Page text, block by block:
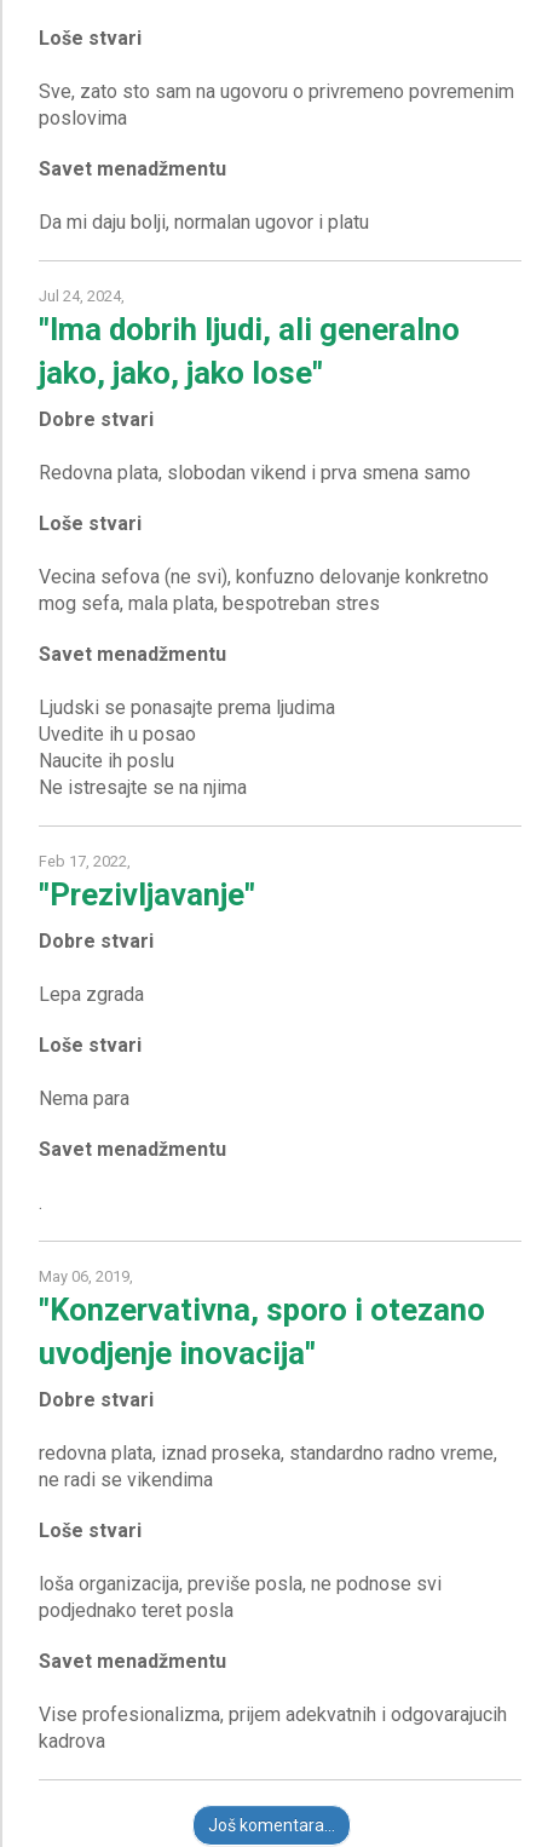
Loše stvari
Sve, zato sto sam na ugovoru o privremeno povremenim
Savet menadžmentu
Jul 24, 2024,
"Ima dobrih ljudi, ali generalno
jako, jako, jako lose"
Dobre stvari
Loše stvari
Vecina sefova (ne svi), konfuzno delovanje konkretno
Savet menadžmentu
Ljudski se ponasajte prema ljudima
Uvedite ih u posao
Naucite ih poslu
Feb 17, 2022,
"Prezivljavanje"
Dobre stvari
Loše stvari
Savet menadžmentu
May 06, 2019,
"Konzervativna, sporo i otezano
uvodjenje inovacija"
Dobre stvari
redovna plata, iznad proseka, standardno radno vreme,
Loše stvari
loša organizacija, previše posla, ne podnose svi
Savet menadžmentu
Vise profesionalizma, prijem adekvatnih i odgovarajucih
Još komentara...